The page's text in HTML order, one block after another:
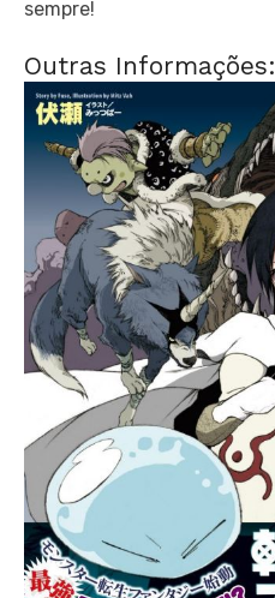
sempre!
Outras Informações: